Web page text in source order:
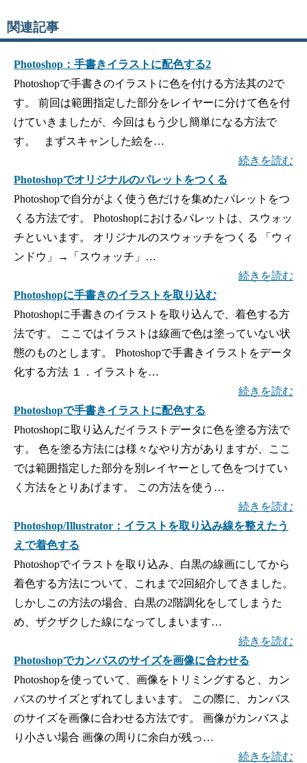
関連記事
Photoshop：手書きイラストに配色する2
Photoshopで手書きのイラストに色を付ける方法其の2で
す。 前回は範囲指定した部分をレイヤーに分けて色を付
けていきましたが、今回はもう少し簡単になる方法で
す。 まずスキャンした絵を…
続きを読む
Photoshopでオリジナルのパレットをつくる
Photoshopで自分がよく使う色だけを集めたパレットをつ
くる方法です。 Photoshopにおけるパレットは、スウォッ
チといいます。 オリジナルのスウォッチをつくる 「ウィ
ンドウ」→「スウォッチ」…
続きを読む
Photoshopに手書きのイラストを取り込む
Photoshopに手書きのイラストを取り込んで、着色する方
法です。 ここではイラストは線画で色は塗っていない状
態のものとします。 Photoshopで手書きイラストをデータ
化する方法 １．イラストを…
続きを読む
Photoshopで手書きイラストに配色する
Photoshopに取り込んだイラストデータに色を塗る方法で
す。 色を塗る方法には様々なやり方がありますが、ここ
では範囲指定した部分を別レイヤーとして色をつけてい
く方法をとりあげます。 この方法を使う…
続きを読む
Photoshop/Illustrator：イラストを取り込み線を整えたう
えで着色する
Photoshopでイラストを取り込み、白黒の線画にしてから
着色する方法について、これまで2回紹介してきました。
しかしこの方法の場合、白黒の2階調化をしてしまうた
め、ザクザクした線になってしまいます…
続きを読む
Photoshopでカンバスのサイズを画像に合わせる
Photoshopを使っていて、画像をトリミングすると、カン
バスのサイズとずれてしまいます。 この際に、カンバス
のサイズを画像に合わせる方法です。 画像がカンバスよ
り小さい場合 画像の周りに余白が残っ…
続きを読む